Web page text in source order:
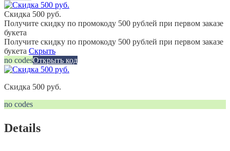
Скидка 500 руб.
Получите скидку по промокоду 500 рублей при первом заказе
букета
Получите скидку по промокоду 500 рублей при первом заказе
букета Скрыть
no codesОткрыть код
Скидка 500 руб.
no codes
Details